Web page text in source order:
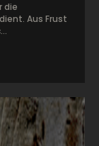
die
Aus Frust